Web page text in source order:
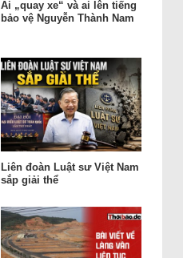
Ai „quay xe“ và ai lên tiếng
bảo vệ Nguyễn Thành Nam
Liên đoàn Luật sư Việt Nam
sắp giải thể